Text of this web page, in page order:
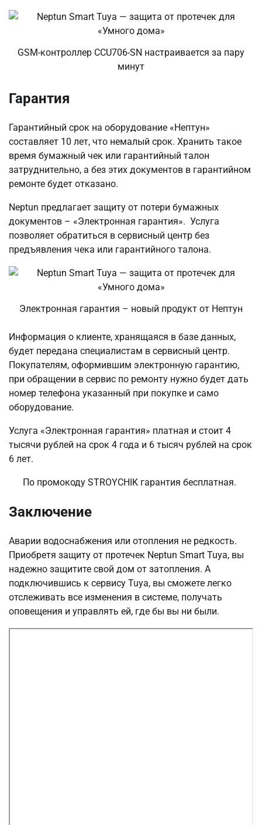
GSM-контроллер CCU706-SN настраивается за пару
минут
Гарантия
Гарантийный срок на оборудование «Нептун»
составляет 10 лет, что немалый срок. Хранить такое
время бумажный чек или гарантийный талон
затруднительно, а без этих документов в гарантийном
ремонте будет отказано.
Neptun предлагает защиту от потери бумажных
документов – «Электронная гарантия». Услуга
позволяет обратиться в сервисный центр без
предъявления чека или гарантийного талона.
Электронная гарантия – новый продукт от Нептун
Информация о клиенте, хранящаяся в базе данных,
будет передана специалистам в сервисный центр.
Покупателям, оформившим электронную гарантию,
при обращении в сервис по ремонту нужно будет дать
номер телефона указанный при покупке и само
оборудование.
Услуга «Электронная гарантия» платная и стоит 4
тысячи рублей на срок 4 года и 6 тысяч рублей на срок
6 лет.
По промокоду STROYCHIK гарантия бесплатная.
Заключение
Аварии водоснабжения или отопления не редкость.
Приобретя защиту от протечек Neptun Smart Tuya, вы
надежно защитите свой дом от затопления. А
подключившись к сервису Tuya, вы сможете легко
отслеживать все изменения в системе, получать
оповещения и управлять ей, где бы вы ни были.